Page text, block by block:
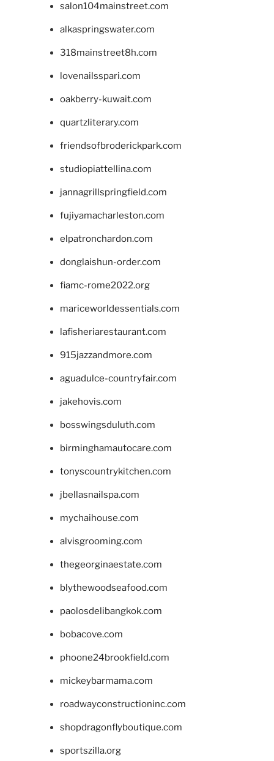
salon104mainstreet.com
alkaspringswater.com
318mainstreet8h.com
lovenailsspari.com
oakberry-kuwait.com
quartzliterary.com
friendsofbroderickpark.com
studiopiattellina.com
jannagrillspringfield.com
fujiyamacharleston.com
elpatronchardon.com
donglaishun-order.com
fiamc-rome2022.org
mariceworldessentials.com
lafisheriarestaurant.com
915jazzandmore.com
aguadulce-countryfair.com
jakehovis.com
bosswingsduluth.com
birminghamautocare.com
tonyscountrykitchen.com
jbellasnailspa.com
mychaihouse.com
alvisgrooming.com
thegeorginaestate.com
blythewoodseafood.com
paolosdelibangkok.com
bobacove.com
phoone24brookfield.com
mickeybarmama.com
roadwayconstructioninc.com
shopdragonflyboutique.com
sportszilla.org